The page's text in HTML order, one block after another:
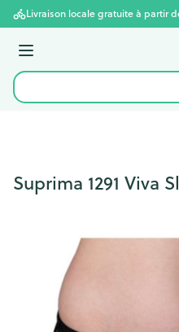
Aller au contenu
Livraison locale gratuite à partir
Menu
Rechercher
Suprima 1291 Viva